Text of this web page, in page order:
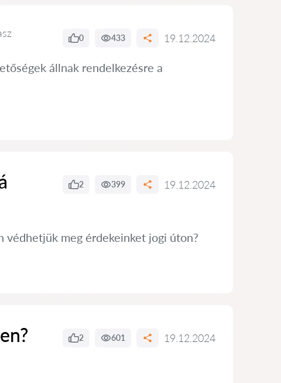
0 433 19.12.2024
állnak rendelkezésre a
2 399 19.12.2024
védhetjük meg érdekeinket jogi úton?
2 601 19.12.2024